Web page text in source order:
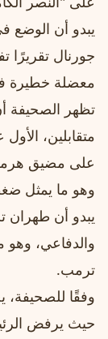
يبدو أن الوضع
جورنال تقريرًا
معضلة خطيرة
تظهر الصحيفة
متقابلين،
على مضيق
وهو ما يمثل
يبدو أن طهران
والدفاعي، وهو
ترمب.
وفقًا
حيث يرفض